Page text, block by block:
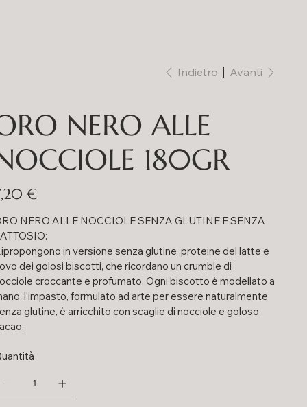
Indietro Avanti
NERO ALLE
180GR
€
NERO ALLE NOCCIOLE SENZA GLUTINE E SENZA
in versione senza glutine ,proteine del latte e
dei golosi biscotti, che ricordano un crumble di
croccante e profumato. Ogni biscotto è modellato a
l'impasto, formulato ad arte per essere naturalmente
glutine, è arricchito con scaglie di nocciole e goloso